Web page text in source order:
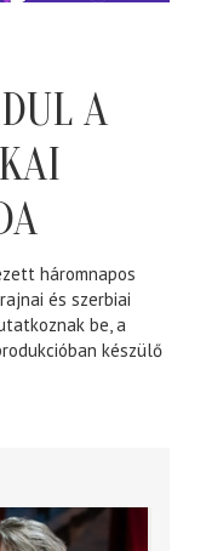
A
háromnapos
és szerbiai
be, a
készülő